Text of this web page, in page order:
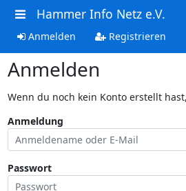
Hammer Info Netz e.V.
Anmelden Registrieren
Anmelden
Wenn du noch kein Konto erstellt hast,
Anmeldung
Passwort